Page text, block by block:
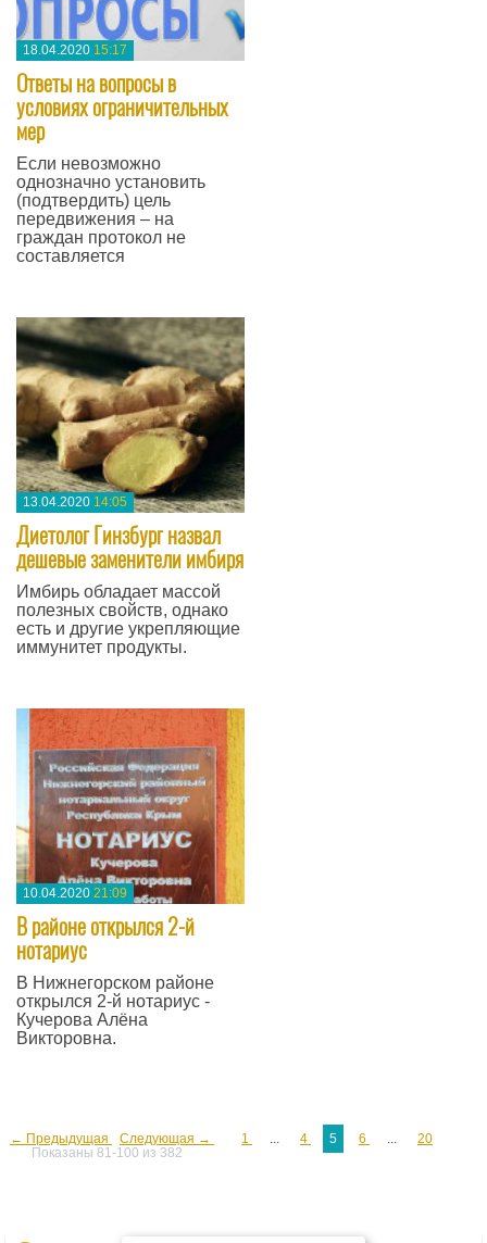
18.04.2020 15:17
Ответы на вопросы в
условиях ограничительных
мер
Если невозможно
однозначно установить
(подтвердить) цель
передвижения – на
граждан протокол не
составляется
13.04.2020 14:05
Диетолог Гинзбург назвал
дешевые заменители имбиря
Имбирь обладает массой
полезных свойств, однако
есть и другие укрепляющие
иммунитет продукты.
10.04.2020 21:09
В районе открылся 2-й
нотариус
В Нижнегорском районе
открылся 2-й нотариус -
Кучерова Алёна
Викторовна.
← Предыдущая Следующая → 1 ... 4 5 6 ...
20
Показаны 81-100 из 382